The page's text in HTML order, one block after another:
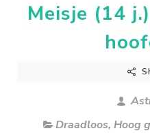
Meisje (14
Draadloos, Hoog